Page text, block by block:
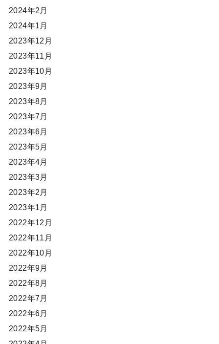
2024年2月
2024年1月
2023年12月
2023年11月
2023年10月
2023年9月
2023年8月
2023年7月
2023年6月
2023年5月
2023年4月
2023年3月
2023年2月
2023年1月
2022年12月
2022年11月
2022年10月
2022年9月
2022年8月
2022年7月
2022年6月
2022年5月